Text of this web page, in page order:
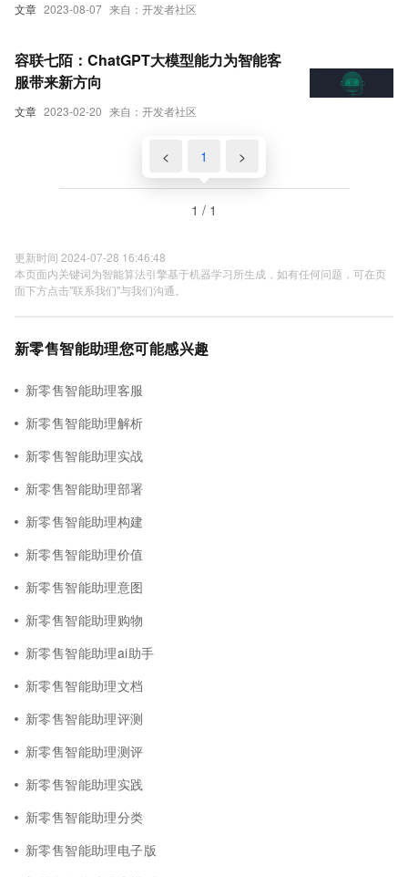
文章 2023-08-07 来自：开发者社区
文章 2023-02-20 来自：开发者社区
容联七陌：ChatGPT大模型能力为智能客
服带来新方向
< 1 >
1 / 1
更新时间 2024-07-28 16:46:48
本页面内关键词为智能算法引擎基于机器学习所生成，如有任何问题，可在页
面下方点击"联系我们"与我们沟通。
新零售智能助理您可能感兴趣
新零售智能助理客服
新零售智能助理解析
新零售智能助理实战
新零售智能助理部署
新零售智能助理构建
新零售智能助理价值
新零售智能助理意图
新零售智能助理购物
新零售智能助理ai助手
新零售智能助理文档
新零售智能助理评测
新零售智能助理测评
新零售智能助理实践
新零售智能助理分类
新零售智能助理电子版